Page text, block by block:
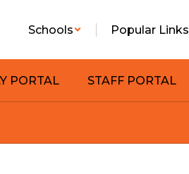
Schools Popular Links
PORTAL STAFF PORTAL